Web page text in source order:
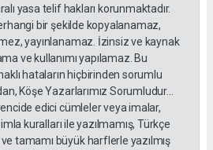
yasa telif hakları korunmaktadır.
bir şekilde kopyalanamaz,
yayınlanamaz. İzinsiz ve kaynak
ve kullanımı yapılamaz. Bu
hataların hiçbirinden sorumlu
Köşe Yazarlarımız Sorumludur...
edici cümleler veya imalar,
kuralları ile yazılmamış, Türkçe
tamamı büyük harflerle yazılmış